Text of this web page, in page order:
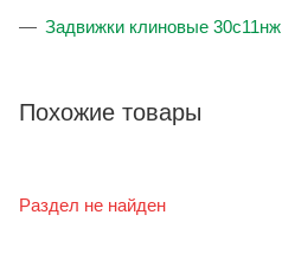
Задвижки клиновые 30с11нж
Похожие товары
Раздел не найден